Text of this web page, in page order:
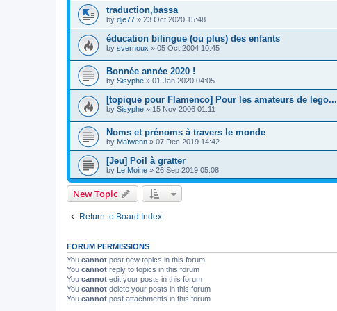
traduction,bassa
by dje77 » 23 Oct 2020 15:48
éducation bilingue (ou plus) des enfants
by svernoux » 05 Oct 2004 10:45
Bonnée année 2020 !
by Sisyphe » 01 Jan 2020 04:05
[topique pour Flamenco] Pour les amateurs de lego...
by Sisyphe » 15 Nov 2006 01:11
Noms et prénoms à travers le monde
by Maïwenn » 07 Dec 2019 14:42
[Jeu] Poil à gratter
by Le Moine » 26 Sep 2019 05:08
New Topic
Return to Board Index
FORUM PERMISSIONS
You cannot post new topics in this forum
You cannot reply to topics in this forum
You cannot edit your posts in this forum
You cannot delete your posts in this forum
You cannot post attachments in this forum